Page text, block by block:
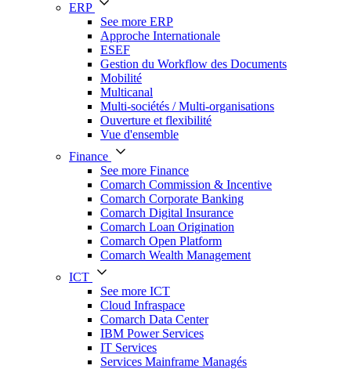
ERP
See more ERP
Approche Internationale
ESEF
Gestion du Workflow des Documents
Mobilité
Multicanal
Multi-sociétés / Multi-organisations
Ouverture et flexibilité
Vue d'ensemble
Finance
See more Finance
Comarch Commission & Incentive
Comarch Corporate Banking
Comarch Digital Insurance
Comarch Loan Origination
Comarch Open Platform
Comarch Wealth Management
ICT
See more ICT
Cloud Infraspace
Comarch Data Center
IBM Power Services
IT Services
Services Mainframe Managés